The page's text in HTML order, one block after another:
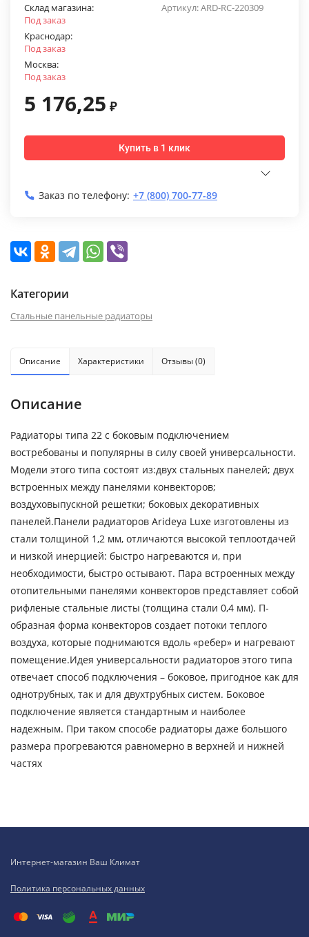
Артикул:ARD-RС-220309
Склад магазина:
Под заказ
Краснодар:
Под заказ
Москва:
Под заказ
5 176,25 ₽
Купить в 1 клик
Заказ по телефону: +7 (800) 700-77-89
Категории
Стальные панельные радиаторы
Описание Характеристики Отзывы (0)
Описание
Радиаторы типа 22 с боковым подключением
востребованы и популярны в силу своей универсальности.
Модели этого типа состоят из:двух стальных панелей; двух
встроенных между панелями конвекторов;
воздуховыпускной решетки; боковых декоративных
панелей.Панели радиаторов Arideya Luxe изготовлены из
стали толщиной 1,2 мм, отличаются высокой теплоотдачей
и низкой инерцией: быстро нагреваются и, при
необходимости, быстро остывают. Пара встроенных между
отопительными панелями конвекторов представляет собой
рифленые стальные листы (толщина стали 0,4 мм). П-
образная форма конвекторов создает потоки теплого
воздуха, которые поднимаются вдоль «ребер» и нагревают
помещение.Идея универсальности радиаторов этого типа
отвечает способ подключения – боковое, пригодное как для
однотрубных, так и для двухтрубных систем. Боковое
подключение является стандартным и наиболее
надежным. При таком способе радиаторы даже большого
размера прогреваются равномерно в верхней и нижней
частях
Интернет-магазин Ваш Климат
Политика персональных данных